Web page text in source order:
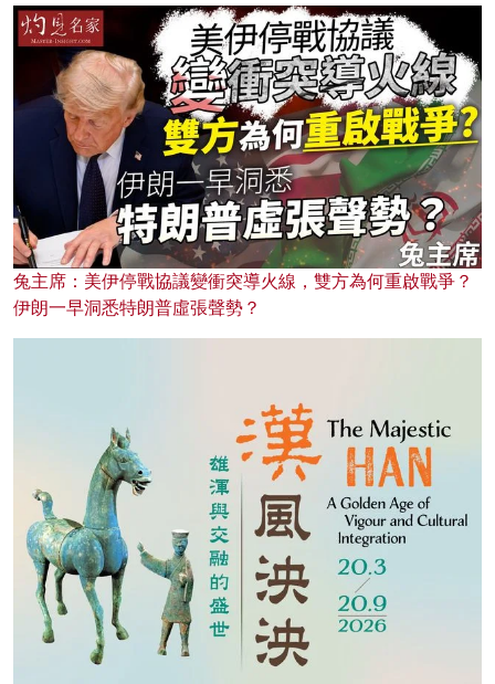
兔主席：美伊停戰協議變衝突導火線，雙方為何重啟戰爭？
伊朗一早洞悉特朗普虛張聲勢？